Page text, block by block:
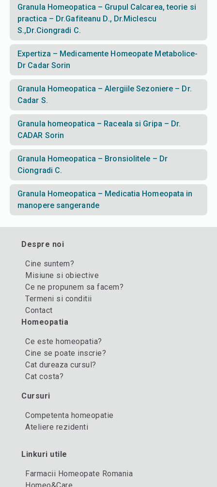
Granula Homeopatica – Grupul Calcarea, teorie si
practica – Dr.Gafiteanu D., Dr.Miclescu
S.,Dr.Ciongradi C.
Expertiza – Medicamente Homeopate Metabolice-
Dr Cadar Sorin
Granula Homeopatica – Alergiile Sezoniere – Dr.
Cadar S.
Granula homeopatica – Raceala si Gripa – Dr.
CADAR Sorin
Granula Homeopatica – Bronsiolitele – Dr
Ciongradi C.
Granula Homeopatica – Medicatia Homeopata in
manopere sangerande
Despre noi
Cine suntem?
Misiune si obiective
Ce ne propunem sa facem?
Termeni si conditii
Contact
Homeopatia
Ce este homeopatia?
Cine se poate inscrie?
Cat dureaza cursul?
Cat costa?
Cursuri
Competenta homeopatie
Ateliere rezidenti
Linkuri utile
Farmacii Homeopate Romania
Homeo&Care